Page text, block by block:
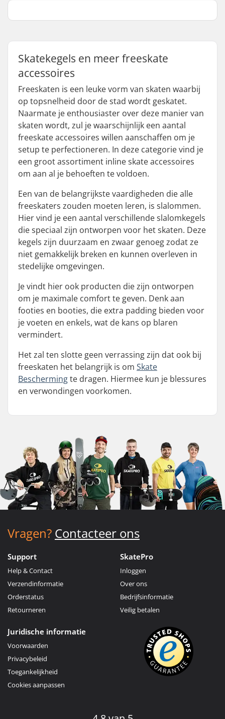
Skatekegels en meer freeskate
accessoires
Freeskaten is een leuke vorm van skaten waarbij
op topsnelheid door de stad wordt geskatet.
Naarmate je enthousiaster over deze manier van
skaten wordt, zul je waarschijnlijk een aantal
freeskate accessoires willen aanschaffen om je
setup te perfectioneren. In deze categorie vind je
een groot assortiment inline skate accessoires
om aan al je behoeften te voldoen.
Een van de belangrijkste vaardigheden die alle
freeskaters zouden moeten leren, is slalommen.
Hier vind je een aantal verschillende slalomkegels
die speciaal zijn ontworpen voor het skaten. Deze
kegels zijn duurzaam en zwaar genoeg zodat ze
niet gemakkelijk breken en kunnen overleven in
stedelijke omgevingen.
Je vindt hier ook producten die zijn ontworpen
om je maximale comfort te geven. Denk aan
footies en booties, die extra padding bieden voor
je voeten en enkels, wat de kans op blaren
vermindert.
Het zal ten slotte geen verrassing zijn dat ook bij
freeskaten het belangrijk is om Skate
Beschermingte dragen. Hiermee kun je blessures
en verwondingen voorkomen.
Vragen? Contacteer ons
Support
Help & Contact
Verzendinformatie
Orderstatus
Retourneren
SkatePro
Inloggen
Over ons
Bedrijfsinformatie
Veilig betalen
Juridische informatie
Voorwaarden
Privacybeleid
Toegankelijkheid
Cookies aanpassen